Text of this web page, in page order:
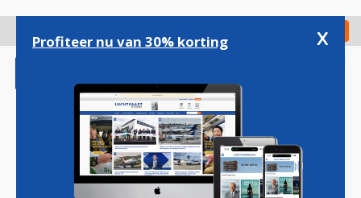
gaan
Check in
Magazine Podcasts Vacatures
Profiteer nu van 30% korting x